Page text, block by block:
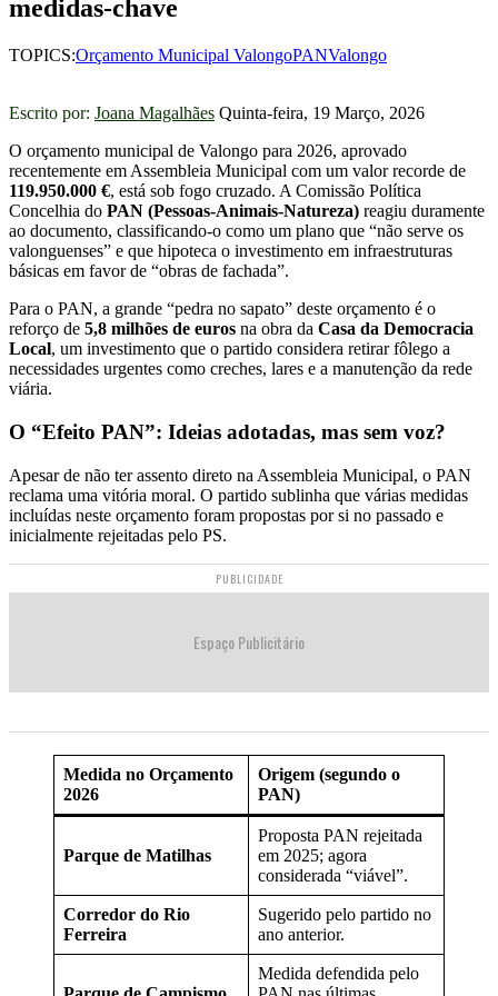
medidas-chave
TOPICS:Orçamento Municipal ValongoPANValongo
Escrito por: Joana Magalhães Quinta-feira, 19 Março, 2026
O orçamento municipal de Valongo para 2026, aprovado
recentemente em Assembleia Municipal com um valor recorde de
119.950.000 €, está sob fogo cruzado. A Comissão Política
Concelhia do PAN (Pessoas-Animais-Natureza) reagiu duramente
ao documento, classificando-o como um plano que “não serve os
valonguenses” e que hipoteca o investimento em infraestruturas
básicas em favor de “obras de fachada”.
Para o PAN, a grande “pedra no sapato” deste orçamento é o
reforço de 5,8 milhões de euros na obra da Casa da Democracia
Local, um investimento que o partido considera retirar fôlego a
necessidades urgentes como creches, lares e a manutenção da rede
viária.
O “Efeito PAN”: Ideias adotadas, mas sem voz?
Apesar de não ter assento direto na Assembleia Municipal, o PAN
reclama uma vitória moral. O partido sublinha que várias medidas
incluídas neste orçamento foram propostas por si no passado e
inicialmente rejeitadas pelo PS.
PUBLICIDADE
Espaço Publicitário
Medida no Orçamento
2026
Origem (segundo o
PAN)
Parque de Matilhas
Proposta PAN rejeitada
em 2025; agora
considerada “viável”.
Corredor do Rio
Ferreira
Sugerido pelo partido no
ano anterior.
Medida defendida pelo